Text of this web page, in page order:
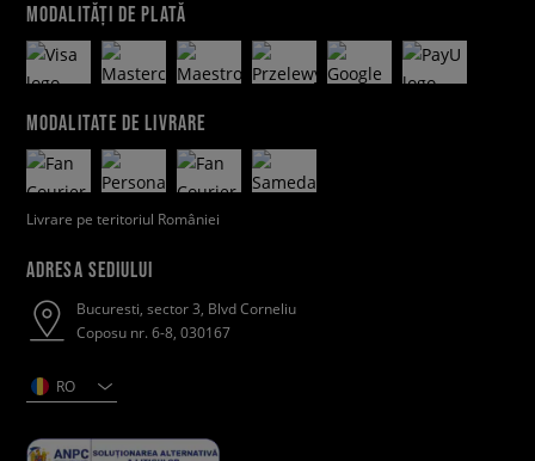
MODALITĂȚI DE PLATĂ
MODALITATE DE LIVRARE
Livrare pe teritoriul României
ADRESA SEDIULUI
Bucuresti, sector 3, Blvd Corneliu
Coposu nr. 6-8, 030167
RO